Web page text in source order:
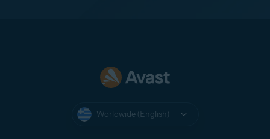
Worldwide (English)